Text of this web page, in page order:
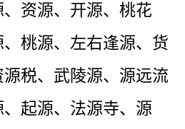
资源、开源、桃花
桃源、左右逢源、货
税、武陵源、源远流
起源、法源寺、源